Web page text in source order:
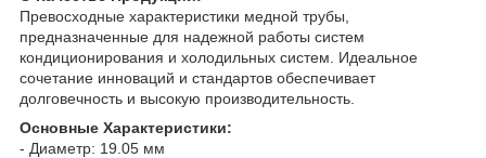
Превосходные характеристики медной трубы,
предназначенные для надежной работы систем
кондиционирования и холодильных систем. Идеальное
сочетание инноваций и стандартов обеспечивает
долговечность и высокую производительность.
Основные Характеристики:
- Диаметр: 19.05 мм